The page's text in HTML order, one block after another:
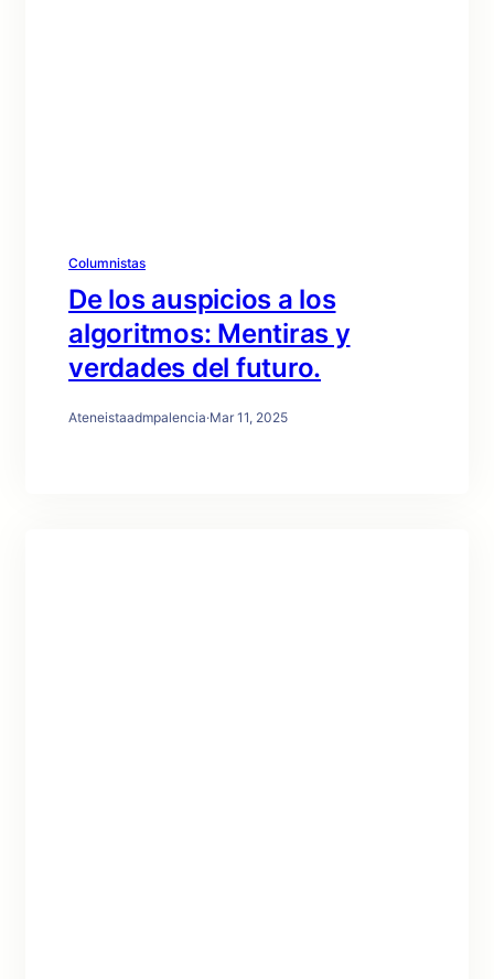
Columnistas
De los auspicios a los
algoritmos: Mentiras y
verdades del futuro.
Ateneistaadmpalencia·Mar 11, 2025